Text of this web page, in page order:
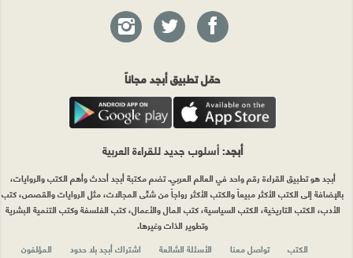
حمّل تطبيق أبجد مجاناً
أبجد: أسلوب جديد للقراءة العربية
أبجد هو تطبيق القراءة رقم واحد في العالم العربي. تضم مكتبة أبجد أحدث وأهم الكتب والروايات،
بالإضافة إلى الكتب الأكثر مبيعاً والكتب الأكثر رواجاً من شتّى المجالات، مثل الروايات والقصص، كتب
الأدب، الكتب التاريخية، الكتب السياسية، كتب المال والأعمال، كتب الفلسفة وكتب التنمية البشرية
وتطوير الذات وغيرها.
الكتب
تواصل معنا الأسئلة الشائعة اشتراك أبجد بلا حدود المؤلفون